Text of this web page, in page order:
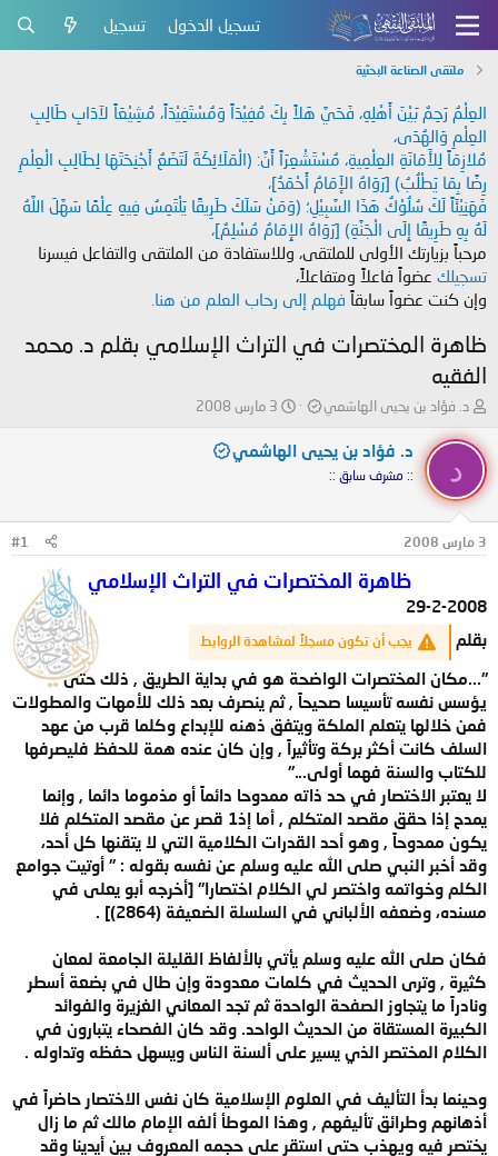
تسجيل الدخول تسجيل
ملتقى الصناعة البحثية
العِلْمُ رَحِمٌ بَيْنَ أَهْلِهِ، فَحَيَّ هَلاً بِكَ مُفِيْدَاً وَمُسْتَفِيْدَاً، مُشِيْعَاً لآدَابِ طَالِبِ
العِلْمِ وَالهُدَى،
مُلازِمَاً لِلأَمَانَةِ العِلْمِيةِ، مُسْتَشْعِرَاً أَنَّ: (الْمَلَائِكَةَ لَتَضَعُ أَجْنِحَتَهَا لِطَالِبِ الْعِلْمِ
رِضًا بِمَا يَطْلُبُ) [رَوَاهُ الإَمَامُ أَحْمَدُ]،
فَهَنِيْئَاً لَكَ سُلُوْكُ هَذَا السَّبِيْلِ؛ (وَمَنْ سَلَكَ طَرِيقًا يَلْتَمِسُ فِيهِ عِلْمًا سَهَّلَ اللَّهُ
لَهُ بِهِ طَرِيقًا إِلَى الْجَنَّةِ) [رَوَاهُ الإِمَامُ مُسْلِمٌ]،
مرحباً بزيارتك الأولى للملتقى، وللاستفادة من الملتقى والتفاعل فيسرنا
تسجيلك عضواً فاعلاً ومتفاعلاً،
وإن كنت عضواً سابقاً فهلم إلى رحاب العلم من هنا.
ظاهرة المختصرات في التراث الإسلامي بقلم د. محمد
الفقيه
ب
د
ئ
ل
م
و
ع
د. فؤاد بن يحيى الهاشمي
ت
ر
ي
ل
ء
3 مارس 2008
د
د. فؤاد بن يحيى الهاشمي
:: مشرف سابق ::
3 مارس 2008 #1
ظاهرة المختصرات في التراث الإسلامي
29-2-2008
بقلم
يجب أن تكون مسجلاً لمشاهدة الروابط
"...مكان المختصرات الواضحة هو في بداية الطريق , ذلك حتى
يؤسس نفسه تأسيسا صحيحاً , ثم ينصرف بعد ذلك للأمهات والمطولات
فمن خلالها يتعلم الملكة ويتفق ذهنه للإبداع وكلما قرب من عهد
السلف كانت أكثر بركة وتأثيراً , وإن كان عنده همة للحفظ فليصرفها
للكتاب والسنة فهما أولى..."
لا يعتبر الاختصار في حد ذاته ممدوحا دائماً أو مذموما دائما , وإنما
يمدح إذا حقق مقصد المتكلم , أما إذ1 قصر عن مقصد المتكلم فلا
يكون ممدوحاً , وهو أحد القدرات الكلامية التي لا يتقنها كل أحد،
وقد أخبر النبي صلى الله عليه وسلم عن نفسه بقوله : " أوتيت جوامع
الكلم وخواتمه واختصر لي الكلام اختصارا" [أخرجه أبو يعلى في
مسنده، وضعفه الألباني في السلسلة الضعيفة (2864)] .
فكان صلى الله عليه وسلم يأتي بالألفاظ القليلة الجامعة لمعان
كثيرة , وترى الحديث في كلمات معدودة وإن طال في بضعة أسطر
ونادراً ما يتجاوز الصفحة الواحدة ثم تجد المعاني الغزيرة والفوائد
الكبيرة المستقاة من الحديث الواحد. وقد كان الفصحاء يتبارون في
الكلام المختصر الذي يسير على ألسنة الناس ويسهل حفظه وتداوله .
وحينما بدأ التأليف في العلوم الإسلامية كان نفس الاختصار حاضراً في
أذهانهم وطرائق تأليفهم , وهذا الموطأ ألفه الإمام مالك ثم ما زال
يختصر فيه ويهذب حتى استقر على حجمه المعروف بين أيدينا وقد